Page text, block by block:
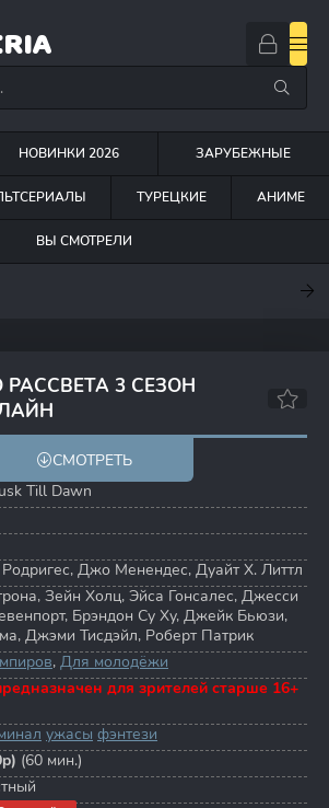
НОВИНКИ 2026 ЗАРУБЕЖНЫЕ
ТУРЕЦКИЕ АНИМЕ
ВЫ СМОТРЕЛИ
3 СЕЗОН
6.2
СМОТРЕТЬ
Till Dawn
, Джо Менендес, Дуайт Х. Литтл
, Зейн Холц, Эйса Гонсалес, Джесси
, Брэндон Су Ху, Джейк Бьюзи,
, Джэми Тисдэйл, Роберт Патрик
, Для молодёжи
для зрителей старше 16+
ужасы фэнтези
(60 мин.)